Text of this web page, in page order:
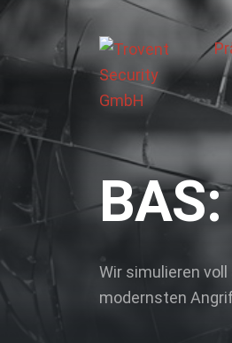
Wir simulieren
modernsten